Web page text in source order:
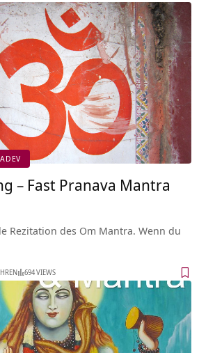
– Fast Pranava Mantra
Rezitation des Om Mantra. Wenn du
694 VIEWS